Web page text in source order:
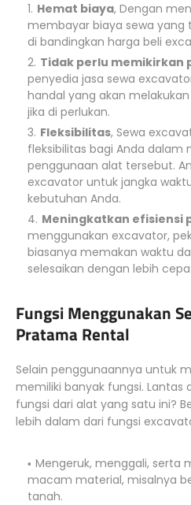
Hemat biaya, Dengan
membayar biaya sewa
di bandingkan harga beli
Tidak perlu memikirkan
penyedia jasa sewa
handal yang akan
jika di perlukan.
Fleksibilitas, Sewa
fleksibilitas bagi Anda dalam
penggunaan alat tersebut.
excavator untuk jangka
kebutuhan Anda.
Meningkatkan efisiensi
menggunakan excavator,
biasanya memakan waktu
selesaikan dengan lebih
Fungsi Menggunakan
Pratama Rental
Selain penggunaannya untuk
memiliki banyak fungsi. Lantas
fungsi dari alat yang satu ini?
lebih dalam dari fungsi
Mengeruk, menggali, serta
macam material, misalnya
tanah.